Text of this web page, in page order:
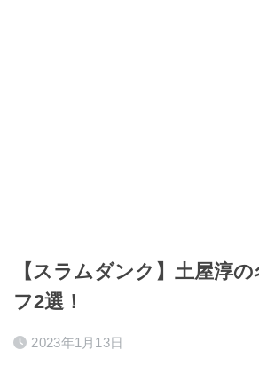
【スラムダンク】土屋淳
フ2選！
2023年1月13日